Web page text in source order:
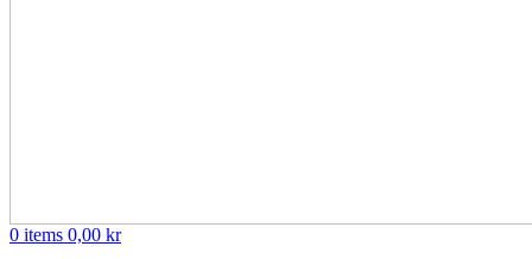
0 items 0,00 kr